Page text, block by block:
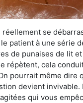
réellement se
patient à une série
de punaises de lit
répètent, cela
pourrait même dire
devient invivable.
qui vous